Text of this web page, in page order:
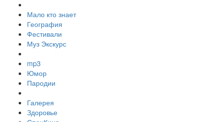
Мало кто знает
География
Фестивали
Муз Экскурс
mp3
Юмор
Пародии
Галерея
Здоровье